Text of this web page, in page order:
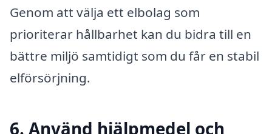
Genom att välja ett elbolag som
prioriterar hållbarhet kan du bidra till en
bättre miljö samtidigt som du får en stabil
elförsörjning.
6. Använd hjälpmedel och